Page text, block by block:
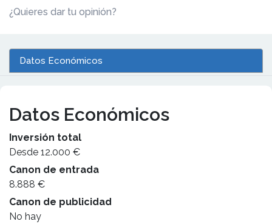
¿Quieres dar tu opinión?
Datos Económicos
Datos Económicos
Inversión total
Desde 12.000 €
Canon de entrada
8.888 €
Canon de publicidad
No hay